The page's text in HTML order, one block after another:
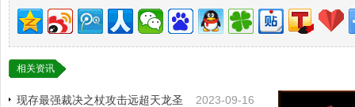
相关资讯
2023-09-16
现存最强裁决之杖攻击远超天龙圣